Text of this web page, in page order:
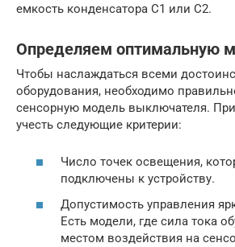
емкость конденсатора С1 или С2.
Определяем оптимальную
Чтобы наслаждаться всеми
оборудования, необходимо
сенсорную модель выключателя.
учесть следующие критерии:
Число точек освещения,
подключены к устройству.
Допустимость управления
Есть модели, где сила тока
местом воздействия на